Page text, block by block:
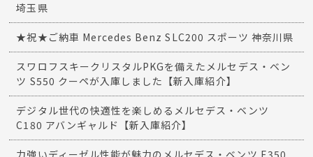
埼玉県
★祝★ご納車 Mercedes Benz SLC200 スポーツ 神奈川県
スワロフスキークリスタルPKGを備えたメルセデス・ベン
ツ S550 クーペが入庫しました【新入庫紹介】
デジタル世代の快適性を楽しめるメルセデス・ベンツ
C180 アバンギャルド【新入庫紹介】